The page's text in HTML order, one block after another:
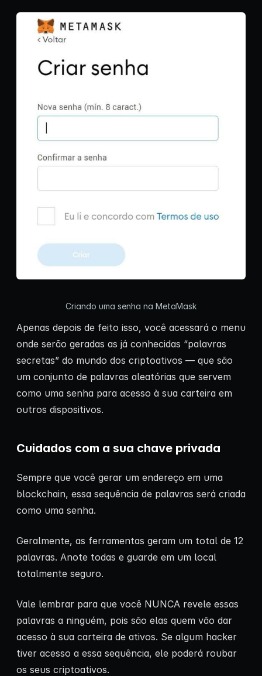
Criando uma senha na MetaMask
Apenas depois de feito isso, você acessará o menu
onde serão geradas as já conhecidas “palavras
secretas” do mundo dos criptoativos — que são
um conjunto de palavras aleatórias que servem
como uma senha para acesso à sua carteira em
outros dispositivos.
Cuidados com a sua chave privada
Sempre que você gerar um endereço em uma
blockchain, essa sequência de palavras será criada
como uma senha.
Geralmente, as ferramentas geram um total de 12
palavras. Anote todas e guarde em um local
totalmente seguro.
Vale lembrar para que você NUNCA revele essas
palavras a ninguém, pois são elas quem vão dar
acesso à sua carteira de ativos. Se algum hacker
tiver acesso a essa sequência, ele poderá roubar
os seus criptoativos.